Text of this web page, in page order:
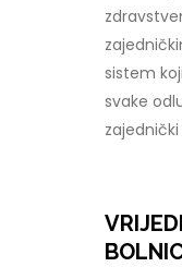
sistem
svake